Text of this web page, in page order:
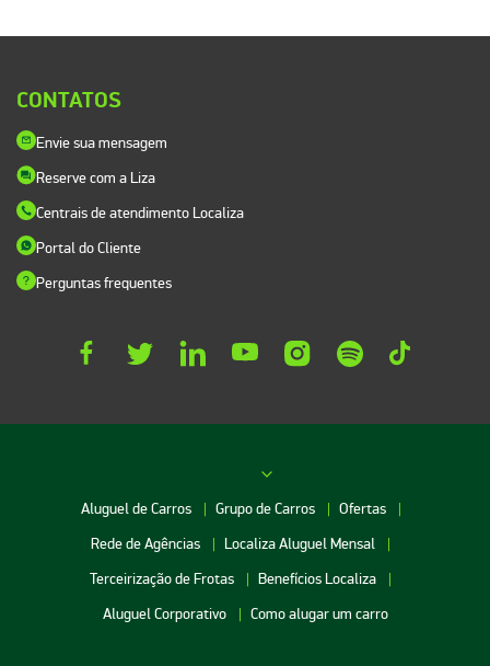
CONTATOS
Envie sua mensagem
Reserve com a Liza
Centrais de atendimento Localiza
Portal do Cliente
Perguntas frequentes
Aluguel de Carros Grupo de Carros
Ofertas
Rede de Agências
Localiza Aluguel Mensal
Terceirização de Frotas
Benefícios Localiza
Aluguel Corporativo
Como alugar um carro